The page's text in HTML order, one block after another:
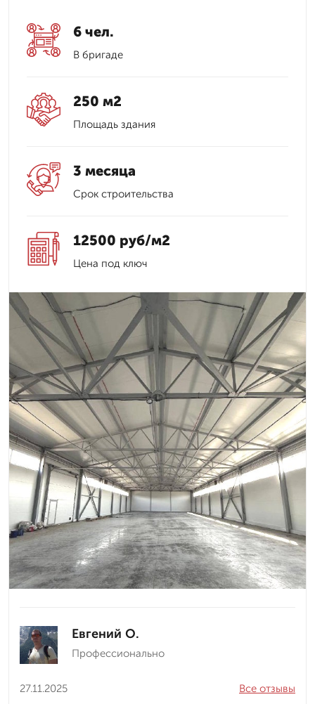
6 чел.
В бригаде
250 м2
Площадь здания
3 месяца
Срок строительства
12500 руб/м2
Цена под ключ
Евгений О.
Профессионально
27.11.2025
Все отзывы